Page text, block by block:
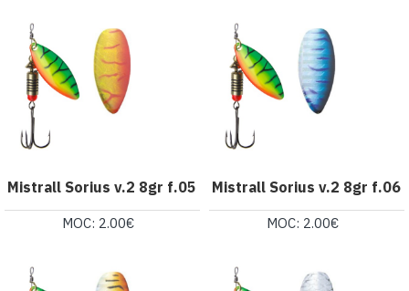
Mistrall Sorius v.2 8gr f.05
MOC: 2.00€
Mistrall Sorius v.2 8gr f.06
MOC: 2.00€